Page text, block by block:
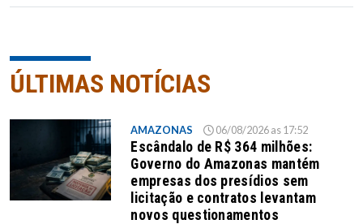
ÚLTIMAS NOTÍCIAS
AMAZONAS 06/08/2026 as 17:52
Escândalo de R$ 364 milhões:
Governo do Amazonas mantém
empresas dos presídios sem
licitação e contratos levantam
novos questionamentos